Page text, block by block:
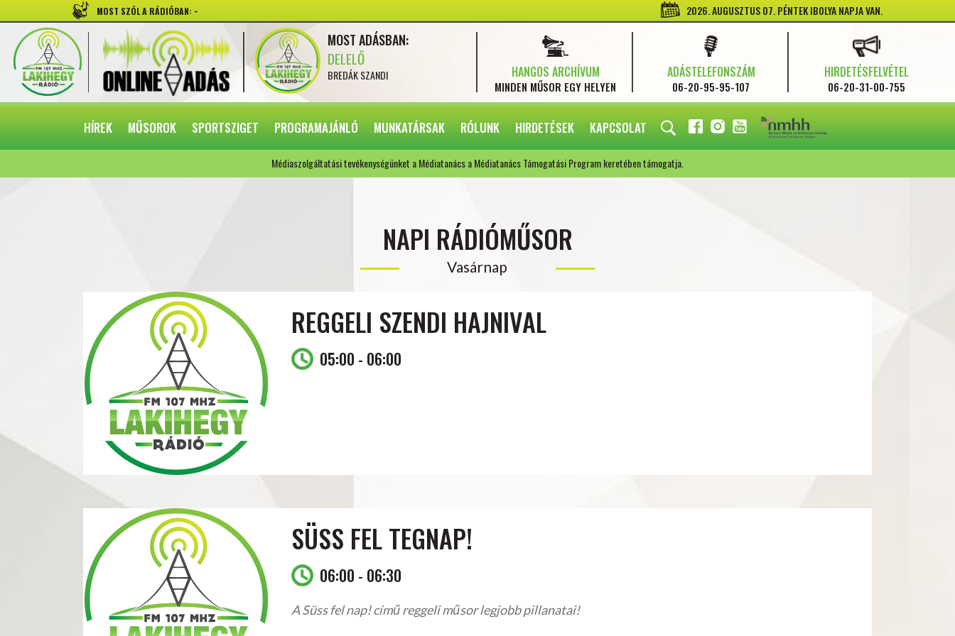
MOST SZÓL A RÁDIÓBAN: - 2026. AUGUSZTUS 07. PÉNTEK IBOLYA NAPJA VAN.
MOST ADÁSBAN:
DELELŐ
BREDÁK SZANDI HANGOS ARCHÍVUM
MINDEN MŰSOR EGY HELYEN
ADÁSTELEFONSZÁM
06-20-95-95-107
HIRDETÉSFELVÉTEL
06-20-31-00-755
HÍREK MŰSOROK SPORTSZIGET PROGRAMAJÁNLÓ MUNKATÁRSAK RÓLUNK HIRDETÉSEK KAPCSOLAT FACEBOOK
INSTAGRAM
YOUTUBE
Médiaszolgáltatási tevékenységünket a Médiatanács a Médiatanács Támogatási Program keretében támogatja.
NAPI RÁDIÓMŰSOR
Vasárnap
REGGELI SZENDI HAJNIVAL
05:00 - 06:00
SÜSS FEL TEGNAP!
06:00 - 06:30
A Süss fel nap! című reggeli műsor legjobb pillanatai!